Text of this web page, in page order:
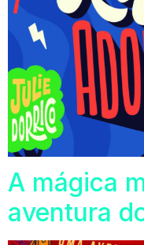
A mágica
aventura